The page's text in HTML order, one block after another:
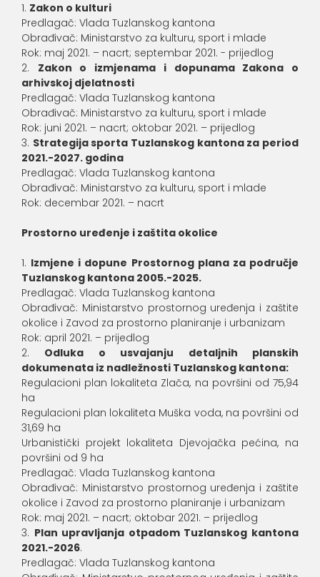
Zakon o kulturi
Predlagač: Vlada Tuzlanskog kantona
Obrađivač: Ministarstvo za kulturu, sport i mlade
Rok: maj 2021. – nacrt; septembar 2021. - prijedlog
Zakon o izmjenama i dopunama Zakona o
arhivskoj djelatnosti
Predlagač: Vlada Tuzlanskog kantona
Obrađivač: Ministarstvo za kulturu, sport i mlade
Rok: juni 2021. – nacrt; oktobar 2021. – prijedlog
Strategija sporta Tuzlanskog kantona za period
2021.-2027. godina
Predlagač: Vlada Tuzlanskog kantona
Obrađivač: Ministarstvo za kulturu, sport i mlade
Rok: decembar 2021. – nacrt
Prostorno uređenje i zaštita okolice
Izmjene i dopune Prostornog plana za područje
Tuzlanskog kantona 2005.-2025.
Predlagač: Vlada Tuzlanskog kantona
Obrađivač: Ministarstvo prostornog uređenja i zaštite
okolice i Zavod za prostorno planiranje i urbanizam
Rok: april 2021. – prijedlog
Odluka o usvajanju detaljnih planskih
dokumenata iz nadležnosti Tuzlanskog kantona:
Regulacioni plan lokaliteta Zlača, na površini od 75,94
ha
Regulacioni plan lokaliteta Muška voda, na površini od
31,69 ha
Urbanistički projekt lokaliteta Djevojačka pećina, na
površini od 9 ha
Predlagač: Vlada Tuzlanskog kantona
Obrađivač: Ministarstvo prostornog uređenja i zaštite
okolice i Zavod za prostorno planiranje i urbanizam
Rok: maj 2021. – nacrt; oktobar 2021. – prijedlog
Plan upravljanja otpadom Tuzlanskog kantona
2021.-2026.
Predlagač: Vlada Tuzlanskog kantona